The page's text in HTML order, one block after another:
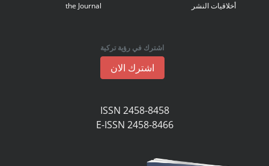
أخلاقيات النشر
the Journal
اشترك في رؤية تركية
اشترك الان
ISSN 2458-8458
E-ISSN 2458-8466